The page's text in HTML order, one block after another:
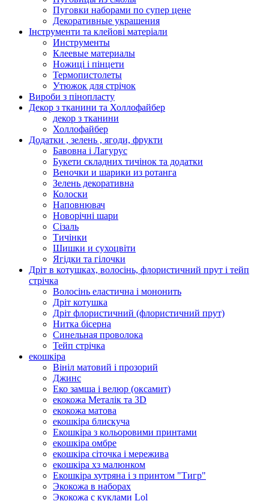
Пуговки наборами по супер цене
Декоративные украшения
Інструменти та клейові матеріали
Инструменты
Клеевые материалы
Ножиці і пінцети
Термопистолеты
Утюжок для стрічок
Вироби з пінопласту
Декор з тканини та Холлофайбер
декор з тканини
Холлофайбер
Додатки , зелень , ягоди, фрукти
Бавовна і Лагурус
Букети складних тичінок та додатки
Веночки и шарики из ротанга
Зелень декоративна
Колоски
Наповнювач
Новорічні шари
Сізаль
Тичінки
Шишки и сухоцвіти
Ягідки та гілочки
Дріт в котушках, волосінь, флористичний прут і тейп
стрічка
Волосінь еластична і мононить
Дріт котушка
Дріт флористичний (флористичний прут)
Нитка бісерна
Синельная проволока
Тейп стрічка
екошкіра
Вініл матовий і прозорий
Джинс
Еко замша і велюр (оксамит)
екокожа Металік та 3D
екокожа матова
екошкіра блискуча
Екошкіра з кольоровими принтами
екошкіра омбре
екошкіра сіточка і мережива
екошкіра хз малюнком
Екошкіра хутряна і з принтом "Тигр"
Экокожа в наборах
Экокожа с куклами Lol